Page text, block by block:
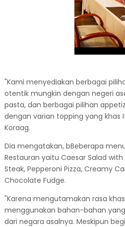
"Kami menyediakan berbagai
otentik mungkin dengan negeri
pasta, dan berbagai pilihan
dengan varian topping yang khas
Koraag.
Dia mengatakan, bBeberapa
Restauran yaitu Caesar Salad
Steak, Pepperoni Pizza, Creamy
Chocolate Fudge.
"Karena mengutamakan rasa
menggunakan bahan-bahan
dari negara asalnya. Meskipun